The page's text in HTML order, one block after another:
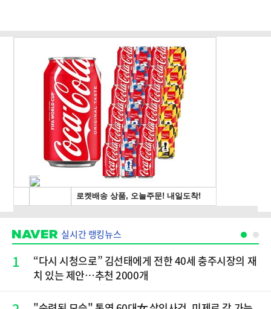
실시간 랭킹뉴스
1
“다시 시청으로” 김선태에게 전한 40세 충주시장의 재
치 있는 제안…추천 2000개